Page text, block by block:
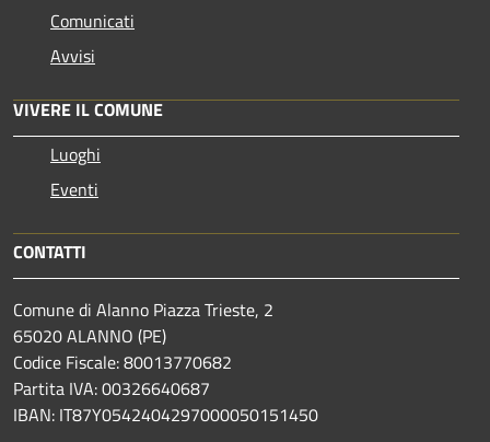
Comunicati
Avvisi
VIVERE IL COMUNE
Luoghi
Eventi
CONTATTI
Comune di Alanno Piazza Trieste, 2
65020 ALANNO (PE)
Codice Fiscale: 80013770682
Partita IVA: 00326640687
IBAN: IT87Y0542404297000050151450